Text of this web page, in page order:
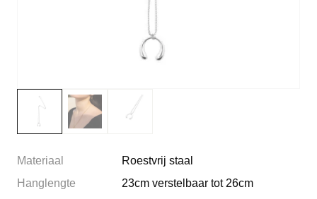
Materiaal
Roestvrij staal
Hanglengte
23cm verstelbaar tot 26cm